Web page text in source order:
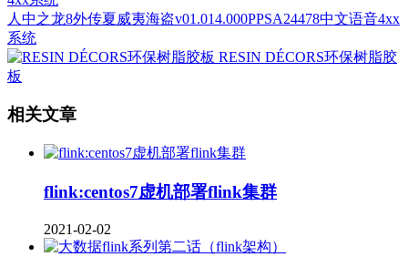
人中之龙8外传夏威夷海盗v01.014.000PPSA24478中文语音4xx
系统
RESIN DÉCORS环保树脂胶
板
相关文章
flink:centos7虚机部署flink集群
2021-02-02